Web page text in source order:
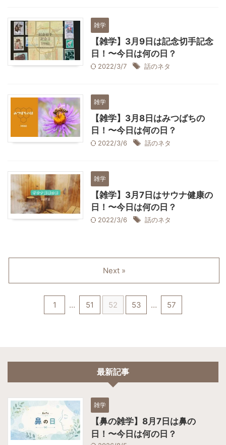
雑学
【雑学】3月9日は記念切手記念
日！〜今日は何の日？
2022/3/7 話のネタ
雑学
【雑学】3月8日はみつばちの
日！〜今日は何の日？
2022/3/6 話のネタ
雑学
【雑学】3月7日はサウナ健康の
日！〜今日は何の日？
2022/3/6 話のネタ
1 … 51 52 53 … 57
Next »
最新記事
雑学
【鼻の雑学】8月7日は鼻の
日！〜今日は何の日？